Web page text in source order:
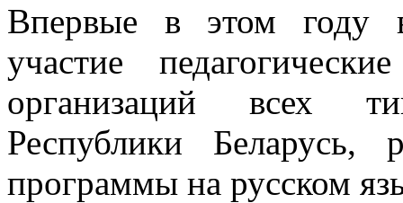
Впервые в этом году
участие
организаций всех
Республики Беларусь,
программы на русском